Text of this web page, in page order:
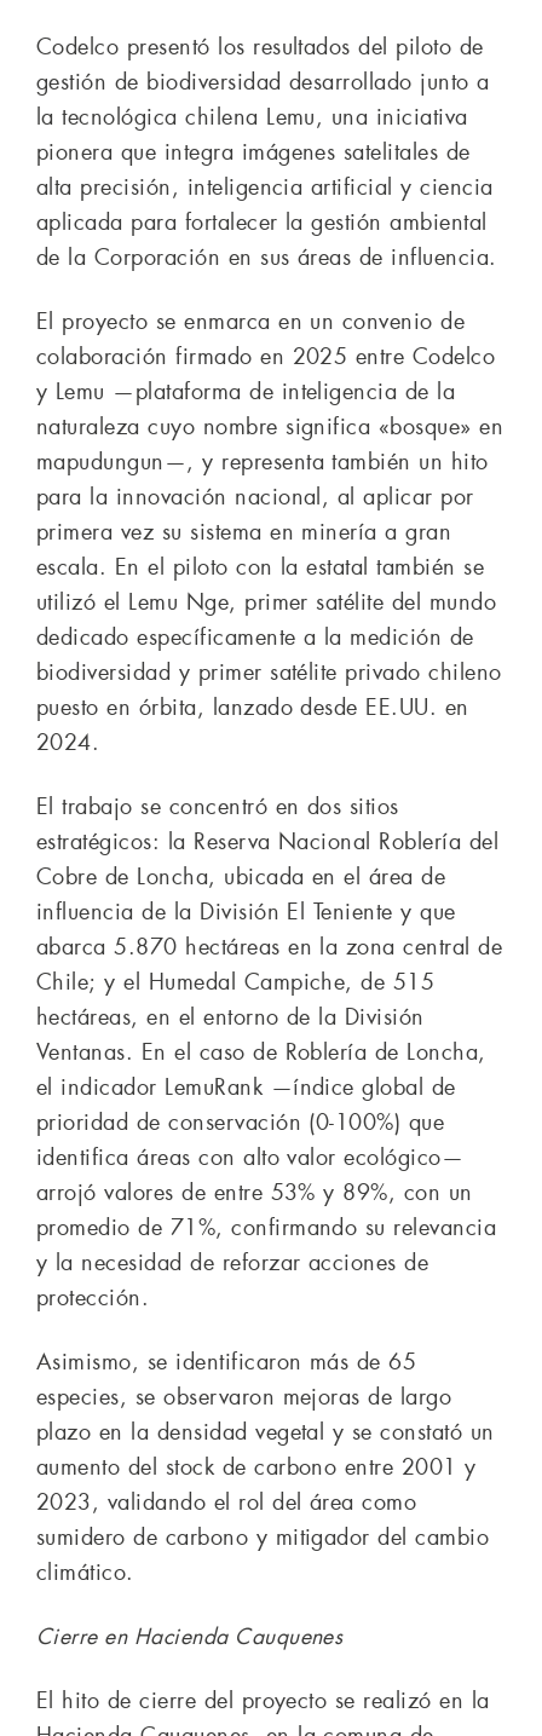
Codelco presentó los resultados del piloto de
gestión de biodiversidad desarrollado junto a
la tecnológica chilena Lemu, una iniciativa
pionera que integra imágenes satelitales de
alta precisión, inteligencia artificial y ciencia
aplicada para fortalecer la gestión ambiental
de la Corporación en sus áreas de influencia.
El proyecto se enmarca en un convenio de
colaboración firmado en 2025 entre Codelco
y Lemu —plataforma de inteligencia de la
naturaleza cuyo nombre significa «bosque» en
mapudungun—, y representa también un hito
para la innovación nacional, al aplicar por
primera vez su sistema en minería a gran
escala. En el piloto con la estatal también se
utilizó el Lemu Nge, primer satélite del mundo
dedicado específicamente a la medición de
biodiversidad y primer satélite privado chileno
puesto en órbita, lanzado desde EE.UU. en
2024.
El trabajo se concentró en dos sitios
estratégicos: la Reserva Nacional Roblería del
Cobre de Loncha, ubicada en el área de
influencia de la División El Teniente y que
abarca 5.870 hectáreas en la zona central de
Chile; y el Humedal Campiche, de 515
hectáreas, en el entorno de la División
Ventanas. En el caso de Roblería de Loncha,
el indicador LemuRank —índice global de
prioridad de conservación (0-100%) que
identifica áreas con alto valor ecológico—
arrojó valores de entre 53% y 89%, con un
promedio de 71%, confirmando su relevancia
y la necesidad de reforzar acciones de
protección.
Asimismo, se identificaron más de 65
especies, se observaron mejoras de largo
plazo en la densidad vegetal y se constató un
aumento del stock de carbono entre 2001 y
2023, validando el rol del área como
sumidero de carbono y mitigador del cambio
climático.
Cierre en Hacienda Cauquenes
El hito de cierre del proyecto se realizó en la